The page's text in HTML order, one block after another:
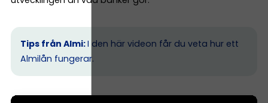
Tips från Almi:I den här videon får du veta hur ett
Almilån fungerar.